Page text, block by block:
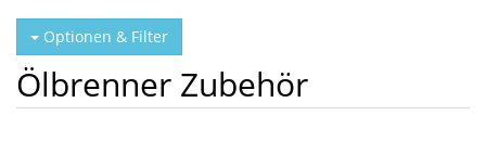
Optionen & Filter
Ölbrenner Zubehör